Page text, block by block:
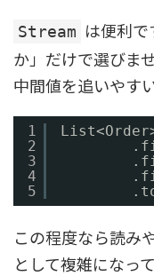
Stream は便利
か」だけで選びま
中間値を追いやす
1
2
3
4
5
この程度なら読み
として複雑になっ